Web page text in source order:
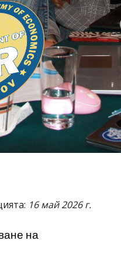
16май 2026г.
на